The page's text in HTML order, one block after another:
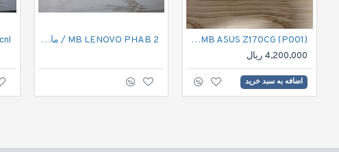
MB ASUS Z170CG (P001)/مادربرد تبلت ایسوس Z170CG (P001)
4,200,000 ریال
اضافه به سبد خرید
MB LENOVO PHAB 2 / مادر برد تبلت لنوو PHAB 2